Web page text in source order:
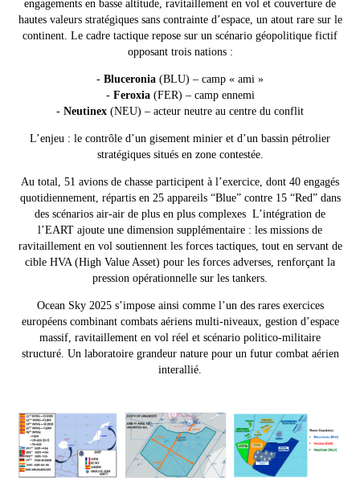
engagements en basse altitude, ravitaillement en vol et couverture de
hautes valeurs stratégiques sans contrainte d’espace, un atout rare sur le
continent. Le cadre tactique repose sur un scénario géopolitique fictif
opposant trois nations :
- Bluceronia (BLU) – camp « ami »
- Feroxia(FER) – camp ennemi
- Neutinex (NEU) – acteur neutre au centre du conflit
L’enjeu : le contrôle d’un gisement minier et d’un bassin pétrolier
stratégiques situés en zone contestée.
Au total, 51 avions de chasse participent à l’exercice, dont 40 engagés
quotidiennement, répartis en 25 appareils “Blue” contre 15 “Red” dans
des scénarios air-air de plus en plus complexes L’intégration de
l’EART ajoute une dimension supplémentaire : les missions de
ravitaillement en vol soutiennent les forces tactiques, tout en servant de
cible HVA (High Value Asset) pour les forces adverses, renforçant la
pression opérationnelle sur les tankers.
Ocean Sky 2025 s’impose ainsi comme l’un des rares exercices
européens combinant combats aériens multi-niveaux, gestion d’espace
massif, ravitaillement en vol réel et scénario politico-militaire
structuré. Un laboratoire grandeur nature pour un futur combat aérien
interallié.